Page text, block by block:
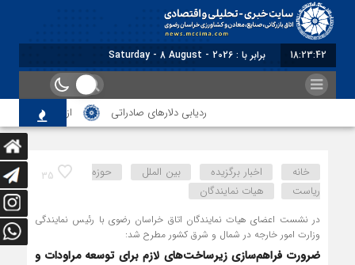
18:23:44 برابر با : Saturday - 8 August - 2026
ردیابی دلارهای صادراتی از اصلاح مقررات بانکی و
35 خانه اخبار برگزیده بین الملل
حوزه
ریاست
هیات نمایندگان
در نشست اعضای هیات نمایندگان اتاق خراسان رضوی با رئیس نمایندگی
وزارت امور خارجه در شمال و شرق کشور مطرح شد:
ضرورت فراهم‌سازی زیرساخت‌های لازم برای توسعه مراودات و